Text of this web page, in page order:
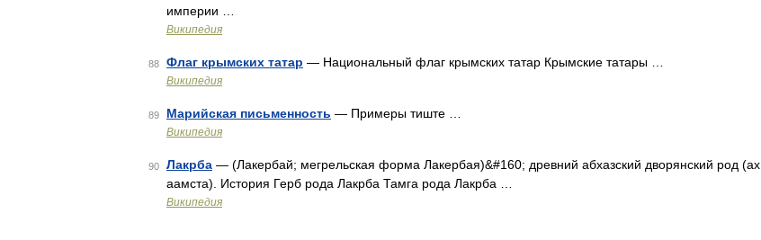
империи …
Википедия
88 Флаг крымских татар — Национальный флаг крымских татар Крымские татары …
Википедия
89 Марийская письменность — Примеры тиште …
Википедия
90 Лакрба — (Лакербай; мегрельская форма Лакербая)&#160; древний абхазский дворянский род (ах
аамста). История Герб рода Лакрба Тамга рода Лакрба …
Википедия